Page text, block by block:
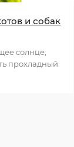
и собак
солнце,
прохладный